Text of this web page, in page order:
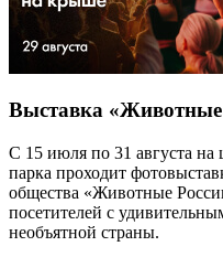
Выставка «Животные
С 15 июля по 31 августа на
парка проходит
общества «Животные
посетителей с
необъятной страны.